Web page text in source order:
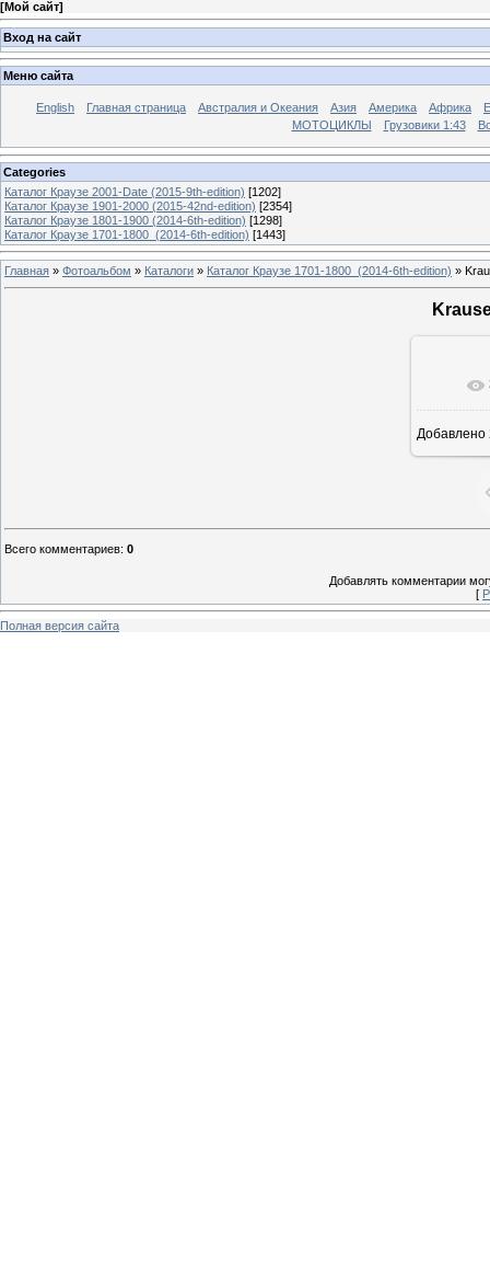
[Мой сайт]
Вход на сайт
Меню сайта
English Главная страница Австралия и Океания Азия Америка Африка
МОТОЦИКЛЫ
Грузовики 1:43
Categories
Каталог Краузе 2001-Date (2015-9th-edition) [1202]
Каталог Краузе 1901-2000 (2015-42nd-edition) [2354]
Каталог Краузе 1801-1900 (2014-6th-edition) [1298]
Каталог Краузе 1701-1800_(2014-6th-edition) [1443]
Главная » Фотоальбом » Каталоги » Каталог Краузе 1701-1800_(2014-6th-edition) »
Добавлено
Всего комментариев: 0
Добавлять комментарии
[
Полная версия сайта